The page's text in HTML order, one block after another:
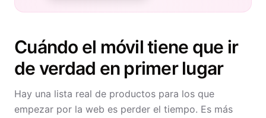
Cuándo el móvil tiene que ir
de verdad en primer lugar
Hay una lista real de productos para los que
empezar por la web es perder el tiempo. Es más